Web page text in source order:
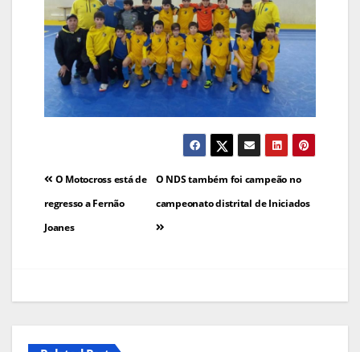
Navegação
de
artigos
O NDS também foi campeão no
campeonato distrital de Iniciados
O Motocross está de
regresso a Fernão
Joanes